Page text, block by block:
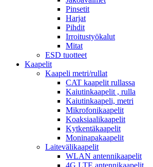
Pinsetit
Harjat
Pihdit
Irroitustyökalut
Mitat
ESD tuotteet
Kaapelit
Kaapeli metri/rullat
CAT kaapelit rullassa
Kaiutinkaapelit , rulla
Kaiutinkaapeli, metri
Mikrofonikaapelit
Koaksiaalikaapelit
Kytkentäkaapelit
Moninapakaapelit
Laitevälikaapelit
WLAN antennikaapelit
4G LTE antennikaapelit